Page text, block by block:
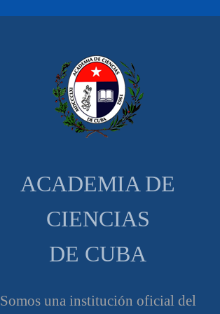
ACADEMIA DE
CIENCIAS
DE CUBA
Somos una institución oficial del